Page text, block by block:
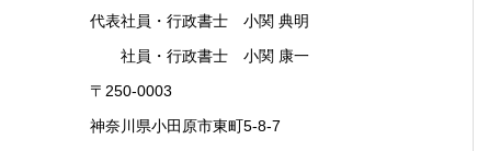
代表社員・行政書士 小関 典明
社員・行政書士 小関 康一
〒250-0003
神奈川県小田原市東町5-8-7